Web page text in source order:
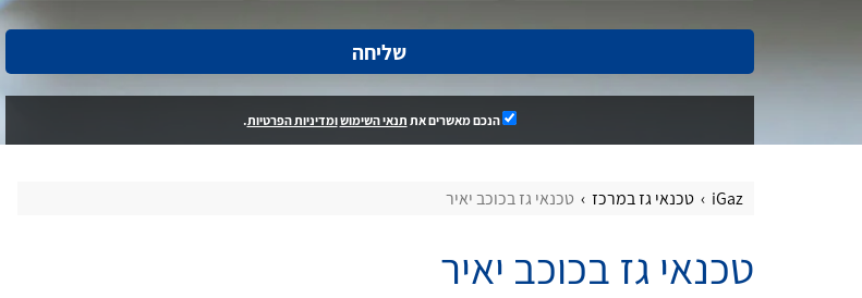
שליחה
הנכם מאשרים את תנאי השימושומדיניות הפרטיות.
iGaz טכנאי גז במרכז טכנאי גז בכוכב יאיר
טכנאי גז בכוכב יאיר